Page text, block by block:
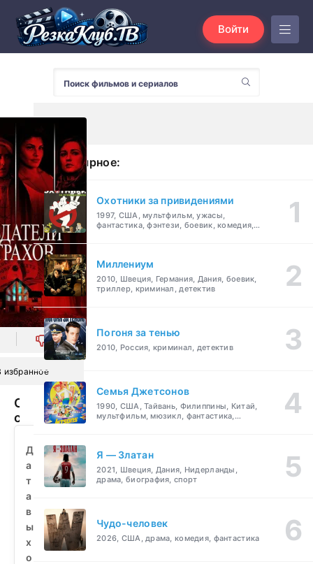
Войти
0
избранное
Создатели
страхов
смотреть
бесплатно
Д
а
т
а
в
ы
х
о
Популярное:
Охотники за привидениями
1997, США, мультфильм, ужасы,
фантастика, фэнтези, боевик, комедия,
Миллениум
2010, Швеция, Германия, Дания, боевик,
триллер, криминал, детектив
Погоня за тенью
2010, Россия, криминал, детектив
Семья Джетсонов
1990, США, Тайвань, Филиппины, Китай,
мультфильм, мюзикл, фантастика,
Я — Златан
2021, Швеция, Дания, Нидерланды,
драма, биография, спорт
Чудо-человек
2026, США, драма, комедия, фантастика